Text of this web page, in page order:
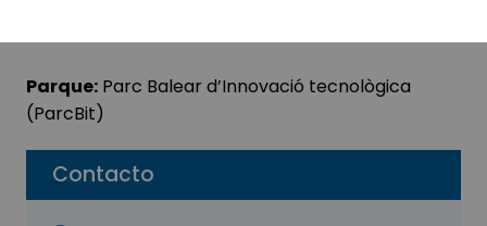
Contacto
Parque: Parc Balear d’Innovació tecnològica
(ParcBit)